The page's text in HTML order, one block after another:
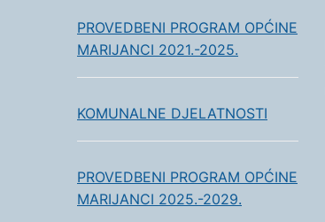
PROVEDBENI PROGRAM OPĆINE
MARIJANCI 2021.-2025.
KOMUNALNE DJELATNOSTI
PROVEDBENI PROGRAM OPĆINE
MARIJANCI 2025.-2029.